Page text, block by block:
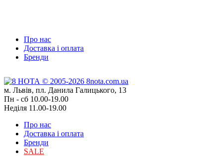
Про нас
Доставка і оплата
Бренди
м. Львів, пл. Данила Галицького, 13
Пн - сб 10.00-19.00
Неділя 11.00-19.00
Про нас
Доставка і оплата
Бренди
SALE